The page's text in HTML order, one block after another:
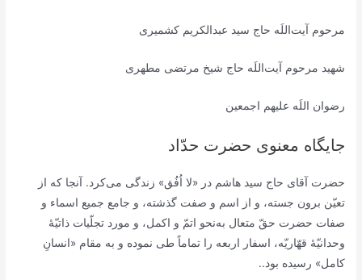
مرحوم آیت‌اللَه حاج سید عبدالکریم کشمیری
شهید مرحوم آیت‌اللَه حاج شیخ مرتضی مطهری
رضوان اللَه علیهم اجمعین
جایگاه معنوی حضرت حدّاد
حضرت آقاى حاج سيد هاشم در «لا اُفُق» زندگى می‌کرد. آنجا كه از
تعيّن برون جسته، و از اسم و صفت گذشته، و جامع جميع اسماء و
صفات حضرت حقّ متعال به‌نحو اتمّ و اكمل، و مورد تجلّيات ذاتيّۀ
وحدانيّۀ قهّاريّه، اسفار اربعه را تماماً طی نموده و به مقام «انسانِ
کامل» رسیده بود..